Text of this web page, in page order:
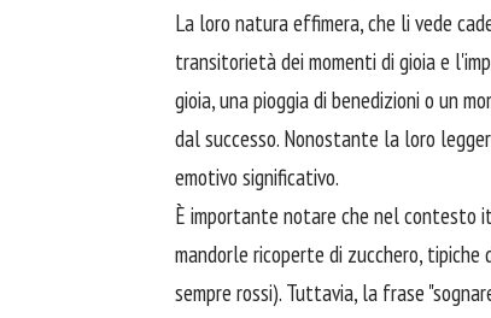
La loro natura effimera, che li vede
transitorietà dei momenti di gioia e
gioia, una pioggia di benedizioni o un
dal successo. Nonostante la loro
emotivo significativo.
È importante notare che nel contesto
mandorle ricoperte di zucchero, tipiche
sempre rossi). Tuttavia, la frase